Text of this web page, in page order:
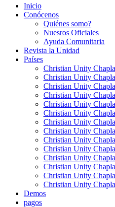
Inicio
Conócenos
Quiénes somo?
Nuesros Oficiales
Ayuda Comunitaria
Revista la Unidad
Países
Christian Unity
Christian Unity
Christian Unity
Christian Unity
Christian Unity
Christian Unity
Christian Unity
Christian Unity
Christian Unity
Christian Unity
Christian Unity
Christian Unity
Christian Unity
Christian Unity
Demos
pagos